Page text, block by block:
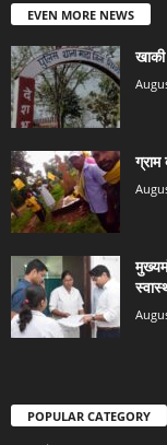
EVEN MORE NEWS
POPULAR CATEGORY